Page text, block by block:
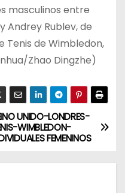
masculinos entre
Andrey Rublev, de
Tenis de Wimbledon,
Zhao Dingzhe)
UNIDO-LONDRES-
WIMBLEDON-
FEMENINOS